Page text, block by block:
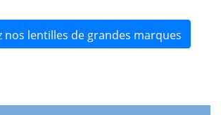
nos lentilles de grandes marques